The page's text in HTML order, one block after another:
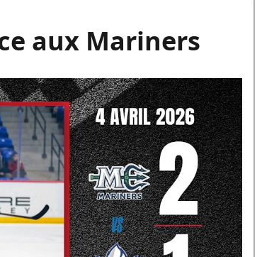
aux Mariners